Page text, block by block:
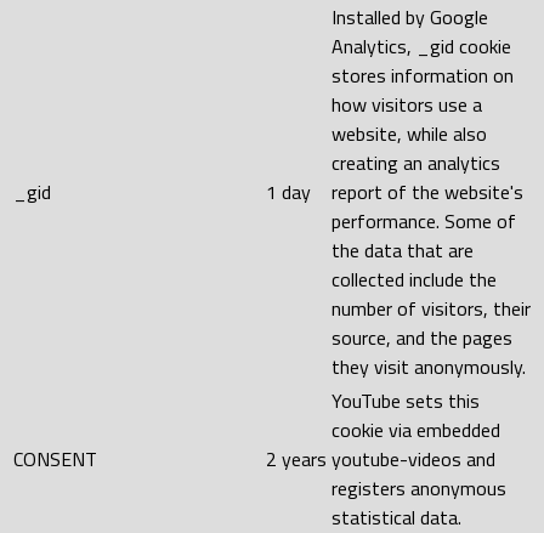
_gid 1 day
Installed by Google
Analytics, _gid cookie
stores information on
how visitors use a
website, while also
creating an analytics
report of the website's
performance. Some of
the data that are
collected include the
number of visitors, their
source, and the pages
they visit anonymously.
CONSENT 2 years
YouTube sets this
cookie via embedded
youtube-videos and
registers anonymous
statistical data.